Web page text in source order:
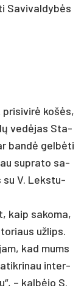
Sa­vi­val­dybės
košės,
vedė­jas Sta­
bandė gelbė­ti
su­pra­to sa­
su V. Leks­tu­
kaip sa­ko­ma,
už­lips.
kad mums
in­ter­
– kalbė­jo S.